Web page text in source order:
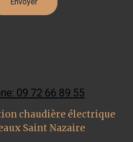
09 72 66 89 55
chaudière électrique
Saint Nazaire